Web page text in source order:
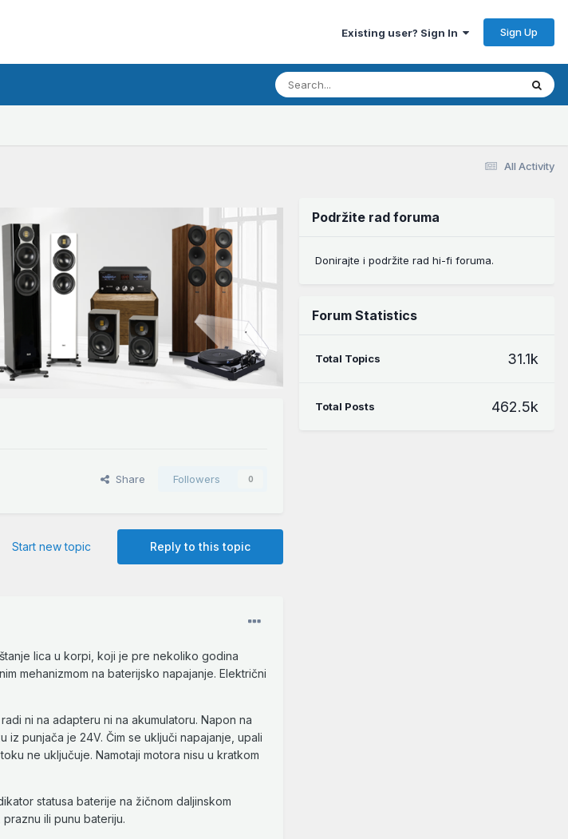
Existing user? Sign In Sign Up
All Activity
Share Followers 0
Reply to this topic
Start new topic
lica u korpi, koji je pre nekoliko godina
mehanizmom na baterijsko napajanje. Električni
ni na adapteru ni na akumulatoru. Napon na
iz punjača je 24V. Čim se uključi napajanje, upali
ne uključuje. Namotaji motora nisu u kratkom
statusa baterije na žičnom daljinskom
ili punu bateriju.
Podržite rad foruma
Donirajte i podržite rad hi-fi foruma.
Forum Statistics
Total Topics 31.1k
Total Posts 462.5k